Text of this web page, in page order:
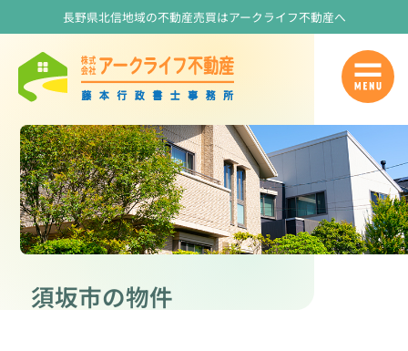
長野県北信地域の不動産売買はアークライフ不動産へ
須坂市の物件